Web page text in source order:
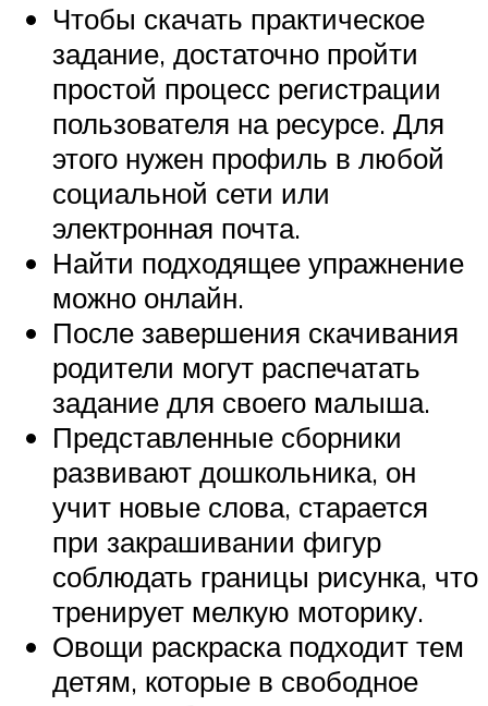
Чтобы скачать практическое
задание, достаточно пройти
простой процесс регистрации
пользователя на ресурсе. Для
этого нужен профиль в любой
социальной сети или
электронная почта.
Найти подходящее упражнение
можно онлайн.
После завершения скачивания
родители могут распечатать
задание для своего малыша.
Представленные сборники
развивают дошкольника, он
учит новые слова, старается
при закрашивании фигур
соблюдать границы рисунка, что
тренирует мелкую моторику.
Овощи раскраска подходит тем
детям, которые в свободное